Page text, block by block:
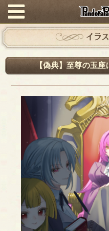
イラ
【偽典】至尊の玉